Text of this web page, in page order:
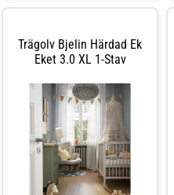
Trägolv Bjelin Härdad Ek
Eket 3.0 XL 1-Stav